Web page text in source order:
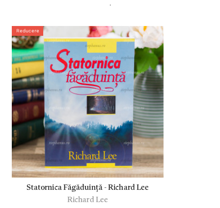
.
Reducere
Statornica Făgăduință - Richard Lee
Richard Lee